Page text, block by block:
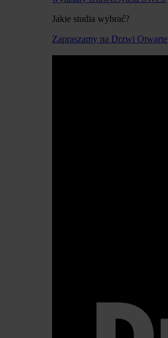
Jakie studia wybrać?
Zapraszamy na Drzwi Otwarte